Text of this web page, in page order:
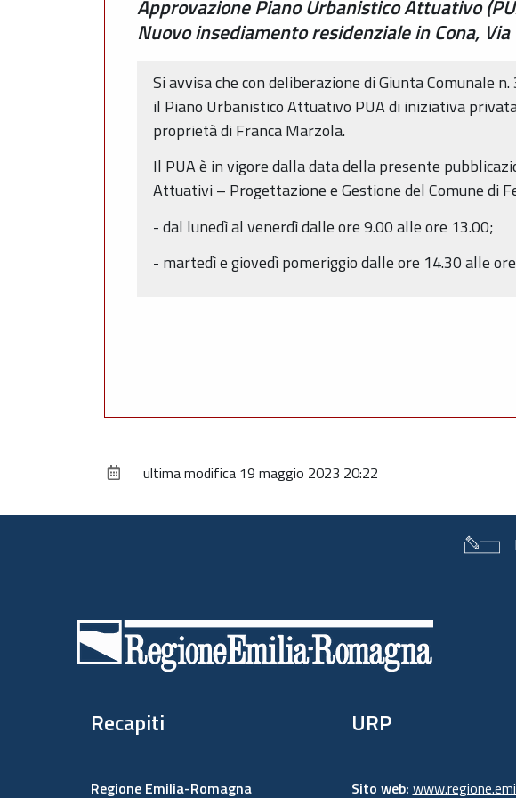
Approvazione Piano Urbanistico Attuativo
Nuovo insediamento residenziale in Cona,
Si avvisa che con deliberazione di Giunta Comunale
il Piano Urbanistico Attuativo PUA di iniziativa
proprietà di Franca Marzola.
Il PUA è in vigore dalla data della presente
Attuativi – Progettazione e Gestione del Comune di
- dal lunedì al venerdì dalle ore 9.00 alle ore 13.00;
- martedì e giovedì pomeriggio dalle ore 14.30 alle
ultima modifica 19 maggio 2023 20:22
Recapiti
Regione Emilia-Romagna
URP
Sito web: